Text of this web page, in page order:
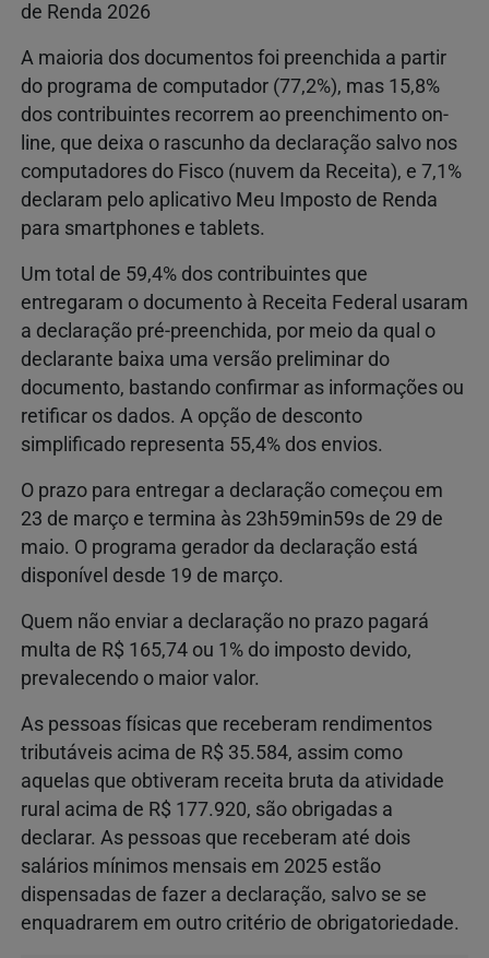
de Renda 2026
A maioria dos documentos foi preenchida a partir
do programa de computador (77,2%), mas 15,8%
dos contribuintes recorrem ao preenchimento on-
line, que deixa o rascunho da declaração salvo nos
computadores do Fisco (nuvem da Receita), e 7,1%
declaram pelo aplicativo Meu Imposto de Renda
para smartphones e tablets.
Um total de 59,4% dos contribuintes que
entregaram o documento à Receita Federal usaram
a declaração pré-preenchida, por meio da qual o
declarante baixa uma versão preliminar do
documento, bastando confirmar as informações ou
retificar os dados. A opção de desconto
simplificado representa 55,4% dos envios.
O prazo para entregar a declaração começou em
23 de março e termina às 23h59min59s de 29 de
maio. O programa gerador da declaração está
disponível desde 19 de março.
Quem não enviar a declaração no prazo pagará
multa de R$ 165,74 ou 1% do imposto devido,
prevalecendo o maior valor.
As pessoas físicas que receberam rendimentos
tributáveis acima de R$ 35.584, assim como
aquelas que obtiveram receita bruta da atividade
rural acima de R$ 177.920, são obrigadas a
declarar. As pessoas que receberam até dois
salários mínimos mensais em 2025 estão
dispensadas de fazer a declaração, salvo se se
enquadrarem em outro critério de obrigatoriedade.